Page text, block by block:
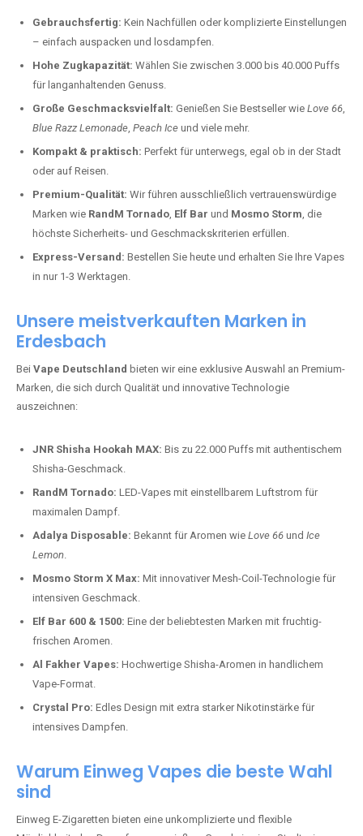
Gebrauchsfertig: Kein Nachfüllen oder komplizierte Einstellungen
– einfach auspacken und losdampfen.
Hohe Zugkapazität: Wählen Sie zwischen 3.000 bis 40.000 Puffs
für langanhaltenden Genuss.
Große Geschmacksvielfalt: Genießen Sie Bestseller wie Love 66,
Blue Razz Lemonade, Peach Ice und viele mehr.
Kompakt & praktisch: Perfekt für unterwegs, egal ob in der Stadt
oder auf Reisen.
Premium-Qualität: Wir führen ausschließlich vertrauenswürdige
Marken wie RandM Tornado, Elf Bar und Mosmo Storm, die
höchste Sicherheits- und Geschmackskriterien erfüllen.
Express-Versand: Bestellen Sie heute und erhalten Sie Ihre Vapes
in nur 1-3 Werktagen.
Unsere meistverkauften Marken in
Erdesbach
Bei Vape Deutschland bieten wir eine exklusive Auswahl an Premium-
Marken, die sich durch Qualität und innovative Technologie
auszeichnen:
JNR Shisha Hookah MAX: Bis zu 22.000 Puffs mit authentischem
Shisha-Geschmack.
RandM Tornado: LED-Vapes mit einstellbarem Luftstrom für
maximalen Dampf.
Adalya Disposable: Bekannt für Aromen wie Love 66 und Ice
Lemon.
Mosmo Storm X Max: Mit innovativer Mesh-Coil-Technologie für
intensiven Geschmack.
Elf Bar 600 & 1500: Eine der beliebtesten Marken mit fruchtig-
frischen Aromen.
Al Fakher Vapes: Hochwertige Shisha-Aromen in handlichem
Vape-Format.
Crystal Pro: Edles Design mit extra starker Nikotinstärke für
intensives Dampfen.
Warum Einweg Vapes die beste Wahl
sind
Einweg E-Zigaretten bieten eine unkomplizierte und flexible